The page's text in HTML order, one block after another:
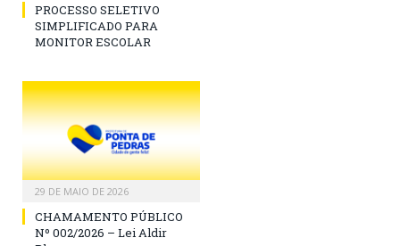
PROCESSO SELETIVO
SIMPLIFICADO PARA
MONITOR ESCOLAR
29 DE MAIO DE 2026
CHAMAMENTO PÚBLICO
Nº 002/2026 – Lei Aldir